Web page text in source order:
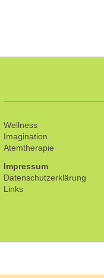
Wellness
Imagination
Atemtherapie
Impressum
Datenschutzerklärung
Links